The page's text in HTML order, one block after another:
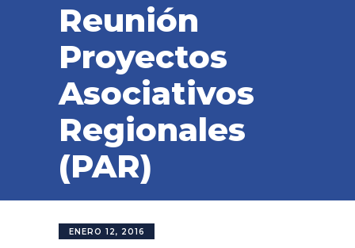
Reunión
Proyectos
Asociativos
Regionales
(PAR)
ENERO 12, 2016